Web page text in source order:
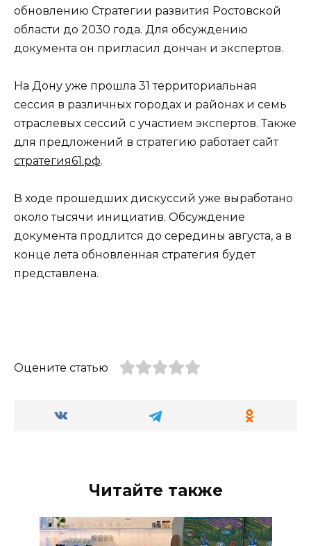
обновлению Стратегии развития Ростовской
области до 2030 года. Для обсуждению
документа он пригласил дончан и экспертов.
На Дону уже прошла 31 территориальная
сессия в различных городах и районах и семь
отраслевых сессий с участием экспертов. Также
для предложений в стратегию работает сайт
стратегия61.рф.
В ходе прошедших дискуссий уже выработано
около тысячи инициатив. Обсуждение
документа продлится до середины августа, а в
конце лета обновленная стратегия будет
представлена.
Оцените статью
Читайте также